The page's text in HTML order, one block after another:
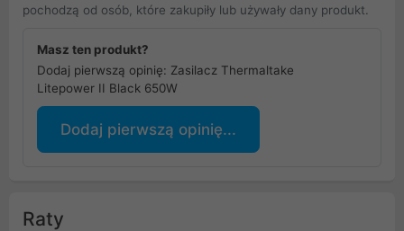
pochodzą od osób, które zakupiły lub używały dany produkt.
Masz ten produkt?
Dodaj pierwszą opinię: Zasilacz Thermaltake
Litepower II Black 650W
Dodaj pierwszą opinię...
Raty